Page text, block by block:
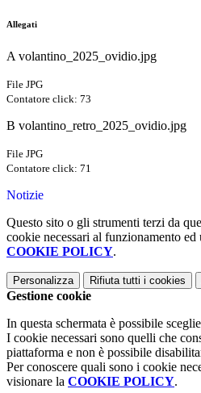
Allegati
A volantino_2025_ovidio.jpg
File JPG
Contatore click: 73
B volantino_retro_2025_ovidio.jpg
File JPG
Contatore click: 71
Notizie
Questo sito o gli strumenti terzi da
cookie necessari al funzionamento
COOKIE POLICY.
Personalizza Rifiuta tutti i cookies
Gestione cookie
In questa schermata è possibile
I cookie necessari sono quelli che
piattaforma e non è possibile
Per conoscere quali sono i cookie
visionare la COOKIE POLICY.